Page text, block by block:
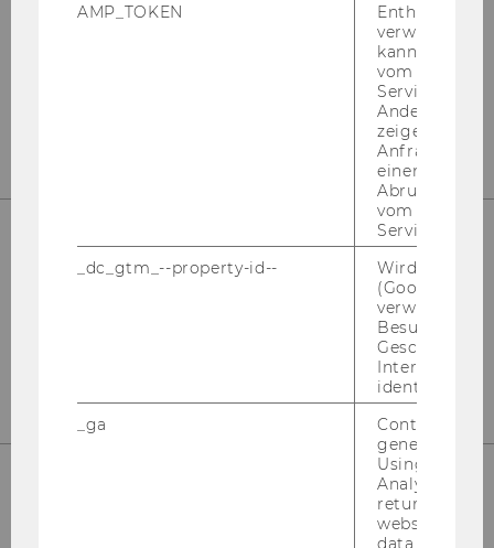
In­sti­tut für Wirt­schafts­päd­ago­gik
AMP_TOKEN
Enthält ein
verwendet
kann, um
vom AMP-
Service
Andere
zeigen Opt-
Anfrage im
einen Fehler
Abrufen
vom AMP
Service an.
_dc_gtm_--property-id--
Wird von
(Google Tag
verwendet,
Besucher
Geschlecht
Interessen zu
identifizieren.
_ga
Contains a
generated
Using this
Analytics can
returning
website and
data from